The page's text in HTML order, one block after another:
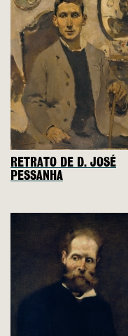
RETRATO DE D. JOSÉ
PESSANHA